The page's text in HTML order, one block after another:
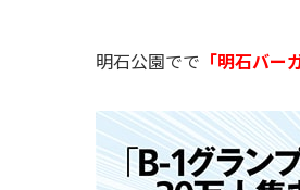
明石公園でで 「明石バー